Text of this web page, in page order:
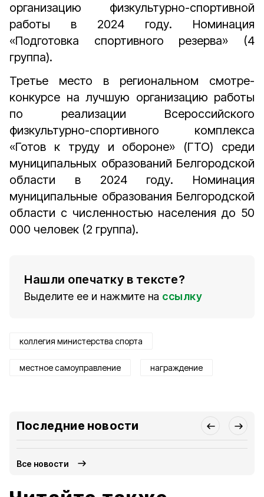
организацию физкультурно-спортивной
работы в 2024 году. Номинация
«Подготовка спортивного резерва» (4
группа).
Третье место в региональном смотре-
конкурсе на лучшую организацию работы
по реализации Всероссийского
физкультурно-спортивного комплекса
«Готов к труду и обороне» (ГТО) среди
муниципальных образований Белгородской
области в 2024 году. Номинация
муниципальные образования Белгородской
области с численностью населения до 50
000 человек (2 группа).
Нашли опечатку в тексте?
Выделите ее и нажмите на ссылку
коллегия министерства спорта
местное самоуправление награждение
Последние новости
Все новости